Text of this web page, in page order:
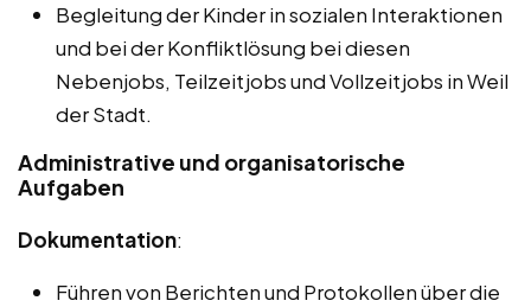
Begleitung der Kinder in sozialen Interaktionen
und bei der Konfliktlösung bei diesen
Nebenjobs, Teilzeitjobs und Vollzeitjobs in Weil
der Stadt.
Administrative und organisatorische
Aufgaben
Dokumentation:
Führen von Berichten und Protokollen über die